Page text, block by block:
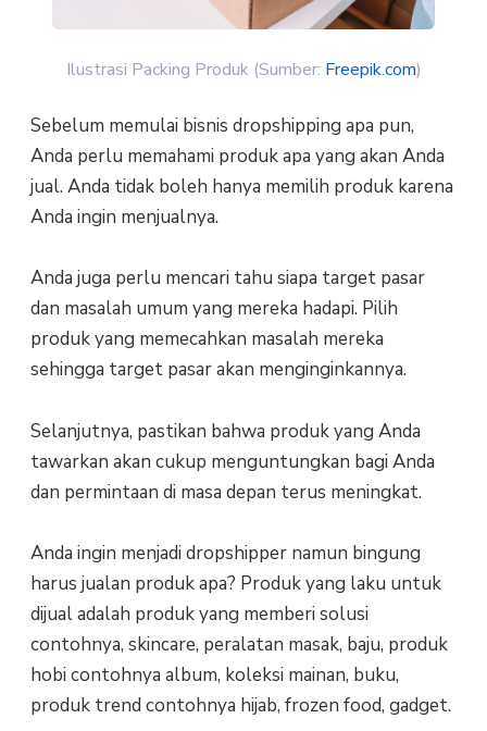
Ilustrasi Packing Produk (Sumber: Freepik.com)
Sebelum memulai bisnis dropshipping apa pun,
Anda perlu memahami produk apa yang akan Anda
jual. Anda tidak boleh hanya memilih produk karena
Anda ingin menjualnya.
Anda juga perlu mencari tahu siapa target pasar
dan masalah umum yang mereka hadapi. Pilih
produk yang memecahkan masalah mereka
sehingga target pasar akan menginginkannya.
Selanjutnya, pastikan bahwa produk yang Anda
tawarkan akan cukup menguntungkan bagi Anda
dan permintaan di masa depan terus meningkat.
Anda ingin menjadi dropshipper namun bingung
harus jualan produk apa? Produk yang laku untuk
dijual adalah produk yang memberi solusi
contohnya, skincare, peralatan masak, baju, produk
hobi contohnya album, koleksi mainan, buku,
produk trend contohnya hijab, frozen food, gadget.